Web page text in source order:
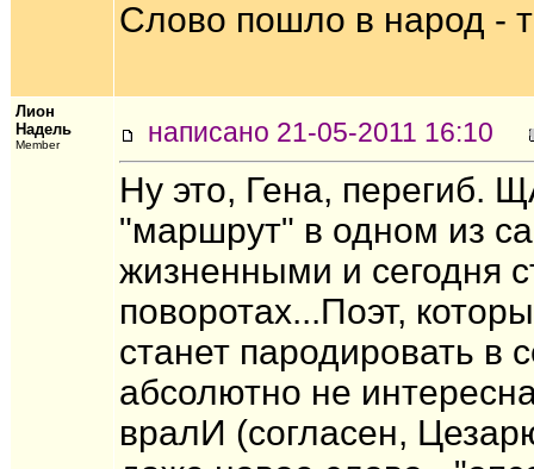
Слово пошло в народ -
Лион
Надель
Member написано 21-05-2011 16:10
Ну это, Гена, перегиб.
"маршрут" в одном из
жизненными и сегодня
поворотах...Поэт,
станет пародировать в
абсолютно не
вралИ (согласен,